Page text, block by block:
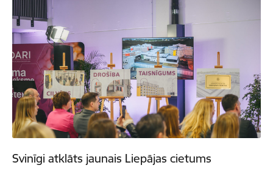
Svinīgi atklāts jaunais Liepājas cietums